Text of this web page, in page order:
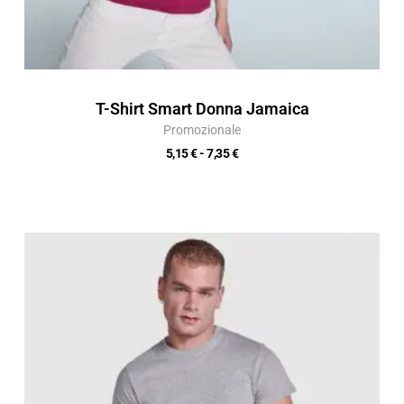
T-Shirt Smart Donna Jamaica
Promozionale
5,15€- 7,35€
a
6,05 €